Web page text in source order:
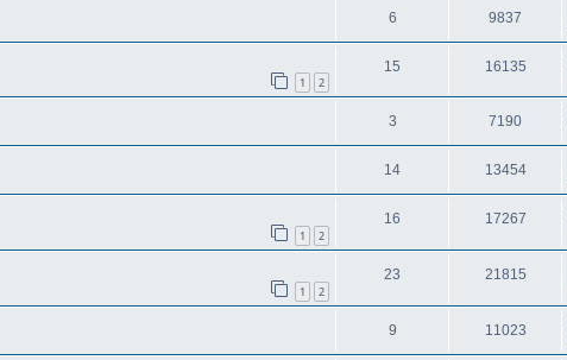
6 9837
1 2
15 16135
3 7190
14 13454
1 2
16 17267
1 2
23 21815
9 11023